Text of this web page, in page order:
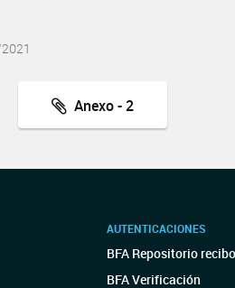
Anexo - 2
AUTENTICACIONES
BFA Repositorio
BFA Verificación